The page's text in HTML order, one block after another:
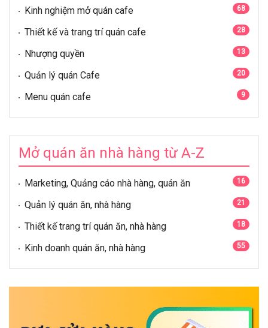
Kinh nghiệm mở quán cafe 68
Thiết kế và trang trí quán cafe 28
Nhượng quyền 13
Quản lý quán Cafe 20
Menu quán cafe 9
Mở quán ăn nhà hàng từ A-Z
Marketing, Quảng cáo nhà hàng, quán ăn 16
Quản lý quán ăn, nhà hàng 21
Thiết kế trang trí quán ăn, nhà hàng 18
Kinh doanh quán ăn, nhà hàng 55